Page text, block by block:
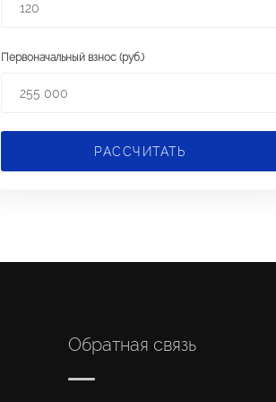
Первоначальный взнос (руб.)
РАССЧИТАТЬ
Обратная связь